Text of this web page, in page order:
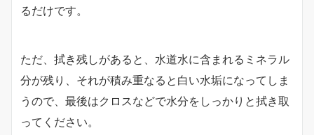
るだけです。
ただ、拭き残しがあると、水道水に含まれるミネラル
分が残り、それが積み重なると白い水垢になってしま
うので、最後はクロスなどで水分をしっかりと拭き取
ってください。